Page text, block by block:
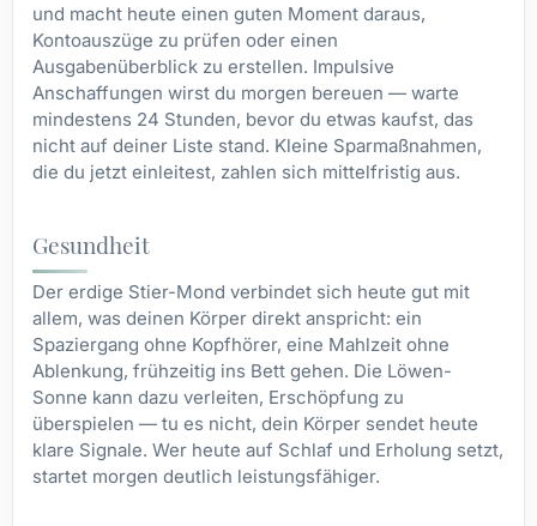
und macht heute einen guten Moment daraus,
Kontoauszüge zu prüfen oder einen
Ausgabenüberblick zu erstellen. Impulsive
Anschaffungen wirst du morgen bereuen — warte
mindestens 24 Stunden, bevor du etwas kaufst, das
nicht auf deiner Liste stand. Kleine Sparmaßnahmen,
die du jetzt einleitest, zahlen sich mittelfristig aus.
Gesundheit
Der erdige Stier-Mond verbindet sich heute gut mit
allem, was deinen Körper direkt anspricht: ein
Spaziergang ohne Kopfhörer, eine Mahlzeit ohne
Ablenkung, frühzeitig ins Bett gehen. Die Löwen-
Sonne kann dazu verleiten, Erschöpfung zu
überspielen — tu es nicht, dein Körper sendet heute
klare Signale. Wer heute auf Schlaf und Erholung setzt,
startet morgen deutlich leistungsfähiger.